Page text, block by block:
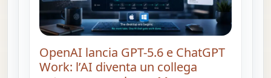
OpenAI lancia GPT-5.6 e ChatGPT
Work: l’AI diventa un collega